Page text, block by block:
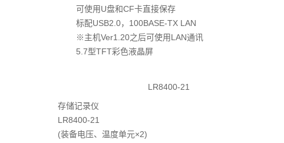
可使用U盘和CF卡直接保存
标配USB2.0，100BASE-TX LAN
※主机Ver1.20之后可使用LAN通讯
5.7型TFT彩色液晶屏
LR8400-21
存储记录仪
LR8400-21
(装备电压、温度单元×2)